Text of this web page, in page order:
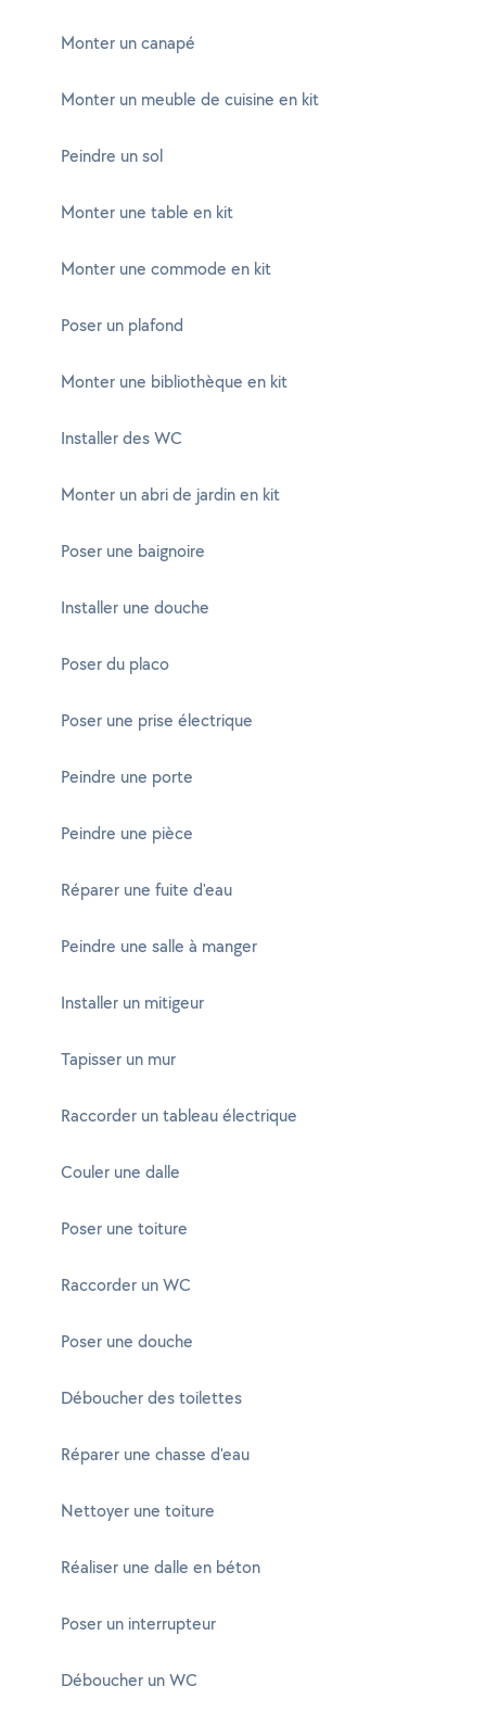
Monter un canapé
Monter un meuble de cuisine en kit
Peindre un sol
Monter une table en kit
Monter une commode en kit
Poser un plafond
Monter une bibliothèque en kit
Installer des WC
Monter un abri de jardin en kit
Poser une baignoire
Installer une douche
Poser du placo
Poser une prise électrique
Peindre une porte
Peindre une pièce
Réparer une fuite d'eau
Peindre une salle à manger
Installer un mitigeur
Tapisser un mur
Raccorder un tableau électrique
Couler une dalle
Poser une toiture
Raccorder un WC
Poser une douche
Déboucher des toilettes
Réparer une chasse d'eau
Nettoyer une toiture
Réaliser une dalle en béton
Poser un interrupteur
Déboucher un WC